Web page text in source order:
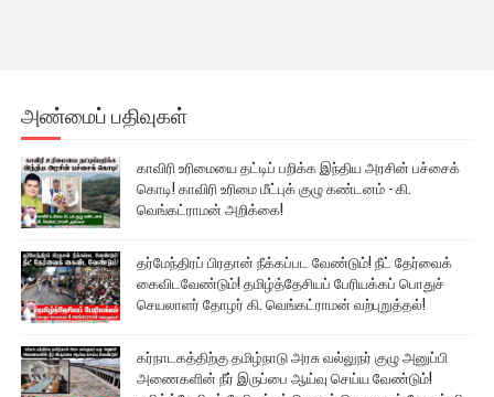
அண்மைப் பதிவுகள்
காவிரி உரிமையை தட்டிப் பறிக்க இந்திய அரசின் பச்சைக்
கொடி! காவிரி உரிமை மீட்புக் குழு கண்டனம் - கி.
வெங்கட்ராமன் அறிக்கை!
தர்மேந்திரப் பிரதான் நீக்கப்பட வேண்டும்! நீட் தேர்வைக்
கைவிடவேண்டும்! தமிழ்த்தேசியப் பேரியக்கப் பொதுச்
செயலாளர் தோழர் கி. வெங்கட்ராமன் வற்புறுத்தல்!
கர்நாடகத்திற்கு தமிழ்நாடு அரசு வல்லுநர் குழு அனுப்பி
அணைகளின் நீர் இருப்பை ஆய்வு செய்ய வேண்டும்!